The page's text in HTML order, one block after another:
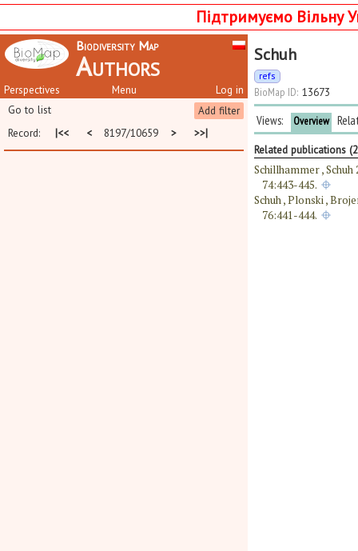
Підтримуємо Вільну
Biodiversity Map
Authors
Perspectives Log in
Menu
Add filter
Go to list
Record:
|<< < 8197/10659 > >>|
Schuh
refs
BioMap ID: 13673
Views: Overview
Related publications
Schillhammer ,
74:443-445.
Schuh , Plonski ,
76:441-444.